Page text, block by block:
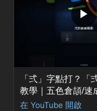
▶
「弍」字點打？「
教學｜五色倉頡/速
在 YouTube 開啟